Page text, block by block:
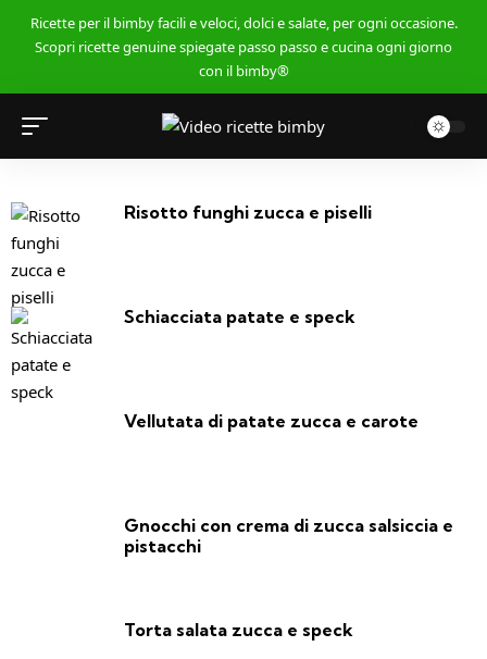
Ricette per il bimby facili e veloci, dolci e salate, per ogni occasione.
Scopri ricette genuine spiegate passo passo e cucina ogni giorno
con il bimby®
Risotto funghi zucca e piselli
Schiacciata patate e speck
Vellutata di patate zucca e carote
Gnocchi con crema di zucca salsiccia e
pistacchi
Torta salata zucca e speck